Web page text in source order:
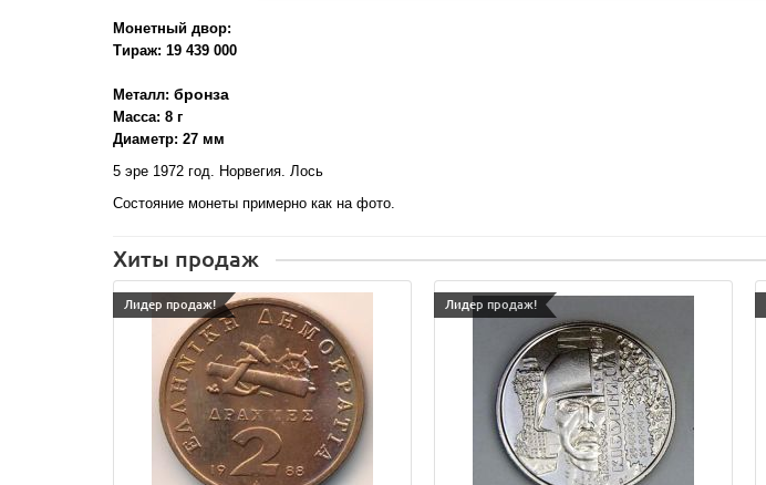
Монетный двор:
Тираж: 19 439 000
Металл: бронза
Масса: 8 г
Диаметр: 27 мм
5 эре 1972 год. Норвегия. Лось
Состояние монеты примерно как на фото.
Хиты продаж
Лидер продаж! Лидер продаж!